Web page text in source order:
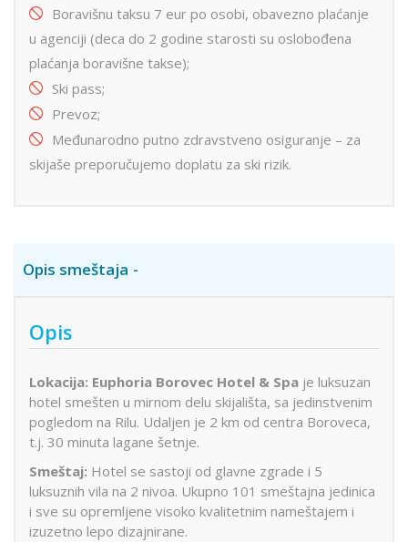
Boravišnu taksu 7 eur po osobi, obavezno plaćanje
u agenciji (deca do 2 godine starosti su oslobođena
plaćanja boravišne takse);
Ski pass;
Prevoz;
Međunarodno putno zdravstveno osiguranje – za
skijaše preporučujemo doplatu za ski rizik.
Opis smeštaja
Opis
Lokacija: Euphoria Borovec Hotel & Spa je luksuzan
hotel smešten u mirnom delu skijališta, sa jedinstvenim
pogledom na Rilu. Udaljen je 2 km od centra Boroveca,
t.j. 30 minuta lagane šetnje.
Smeštaj: Hotel se sastoji od glavne zgrade i 5
luksuznih vila na 2 nivoa. Ukupno 101 smeštajna jedinica
i sve su opremljene visoko kvalitetnim nameštajem i
izuzetno lepo dizajnirane.